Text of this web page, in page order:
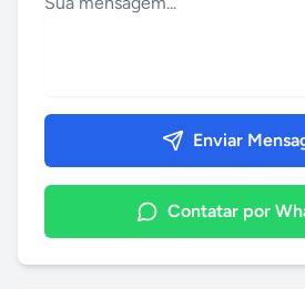
Enviar
Contatar por